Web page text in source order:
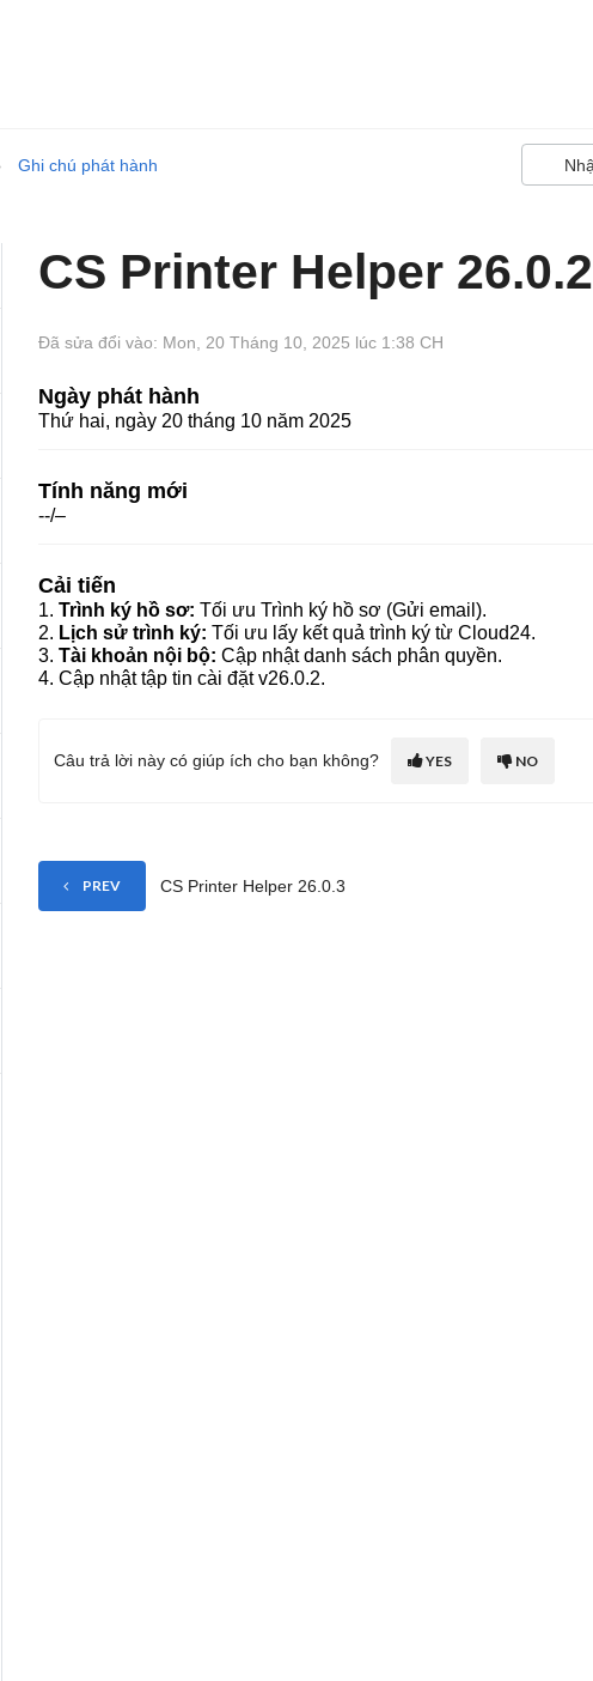
Ghi chú phát hành
CS Printer Helper 26.0.2
Đã sửa đổi vào: Mon, 20 Tháng 10, 2025 lúc 1:38 CH
Ngày phát hành
Thứ hai, ngày 20 tháng 10 năm 2025
Tính năng mới
--/–
Cải tiến
1.Trình ký hồ sơ: Tối ưu Trình ký hồ sơ (Gửi email).
2. Lịch sử trình ký: Tối ưu lấy kết quả trình ký từ Cloud24.
3.Tài khoản nội bộ: Cập nhật danh sách phân quyền.
4. Cập nhật tập tin cài đặt v26.0.2.
Câu trả lời này có giúp ích cho bạn không? YES NO
PREV CS Printer Helper 26.0.3